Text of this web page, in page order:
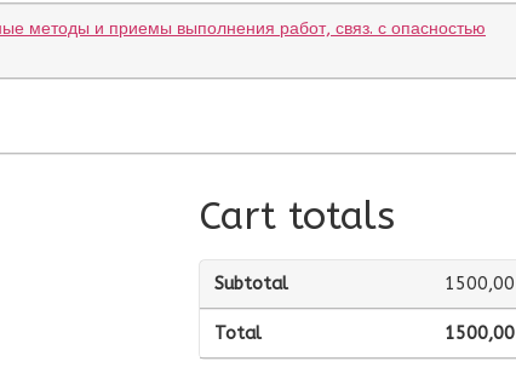
методы и приемы выполнения работ, связ. с опасностью
Cart totals
Subtotal 1500,00
Total 1500,00